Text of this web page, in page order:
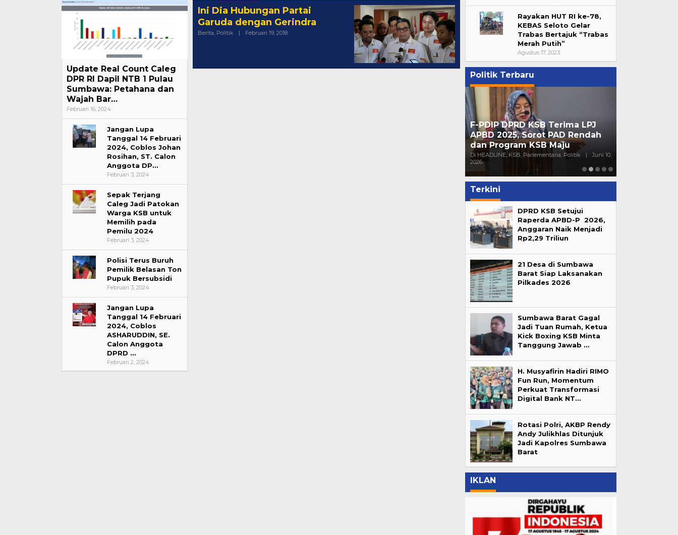
Update Real Count Caleg
DPR RI Dapil NTB 1 Pulau
Sumbawa: Petahana dan
Wajah Bar…
Februari 16, 2024
Jangan Lupa
Tanggal 14 Februari
2024, Coblos Johan
Rosihan, ST. Calon
Anggota DP…
Februari 3, 2024
Sepak Terjang
Caleg Jadi Patokan
Warga KSB untuk
Memilih pada
Pemilu 2024
Februari 3, 2024
Polisi Terus Buruh
Pemilik Belasan Ton
Pupuk Bersubsidi
Februari 3, 2024
Jangan Lupa
Tanggal 14 Februari
2024, Coblos
ASHARUDDIN, SE.
Calon Anggota
DPRD …
Februari 2, 2024
Ini Dia Hubungan Partai
Garuda dengan Gerindra
Berita, Politik | Februari 19, 2018Oleh
Rayakan HUT RI ke-78,
KEBAS Seloto Gelar
Trabas Bertajuk “Trabas
Merah Putih”
Agustus 17, 2023
Politik Terbaru
Nurjannah Sampaikan Pesan
Sarat Makna
F-PDIP DPRD KSB Terima LPJ
APBD 2025, Sorot PAD Rendah
dan Program KSB Maju
Di HEADLINE, KSB, Parlementaria, Politik |
Juni 10,
2026
Terkini
DPRD KSB Setujui
Raperda APBD-P 2026,
Anggaran Naik Menjadi
Rp2,29 Triliun
21 Desa di Sumbawa
Barat Siap Laksanakan
Pilkades 2026
Sumbawa Barat Gagal
Jadi Tuan Rumah, Ketua
Kick Boxing KSB Minta
Tanggung Jawab …
H. Musyafirin Hadiri RIMO
Fun Run, Momentum
Perkuat Transformasi
Digital Bank NT…
Rotasi Polri, AKBP Rendy
Andy Julikhlas Ditunjuk
Jadi Kapolres Sumbawa
Barat
IKLAN